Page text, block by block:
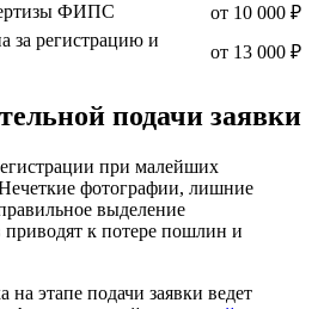
ФИПС
от 10 000 ₽
за регистрацию и
от 13 000 ₽
подачи заявки
при малейших
фотографии, лишние
выделение
к потере пошлин и
на этапе подачи заявки ведет